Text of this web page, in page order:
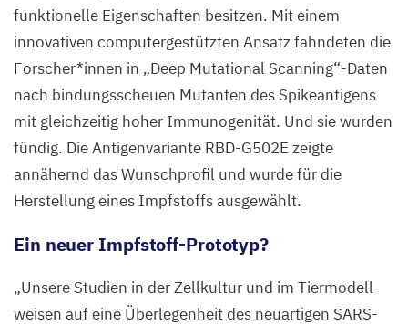
funktionelle Eigenschaften besitzen. Mit einem
innovativen computergestützten Ansatz fahndeten die
Forscher*innen in „Deep Mutational Scanning“-Daten
nach bindungsscheuen Mutanten des Spikeantigens
mit gleichzeitig hoher Immunogenität. Und sie wurden
fündig. Die Antigenvariante RBD-G502E zeigte
annähernd das Wunschprofil und wurde für die
Herstellung eines Impfstoffs ausgewählt.
Ein neuer Impfstoff-Prototyp?
„Unsere Studien in der Zellkultur und im Tiermodell
weisen auf eine Überlegenheit des neuartigen SARS-